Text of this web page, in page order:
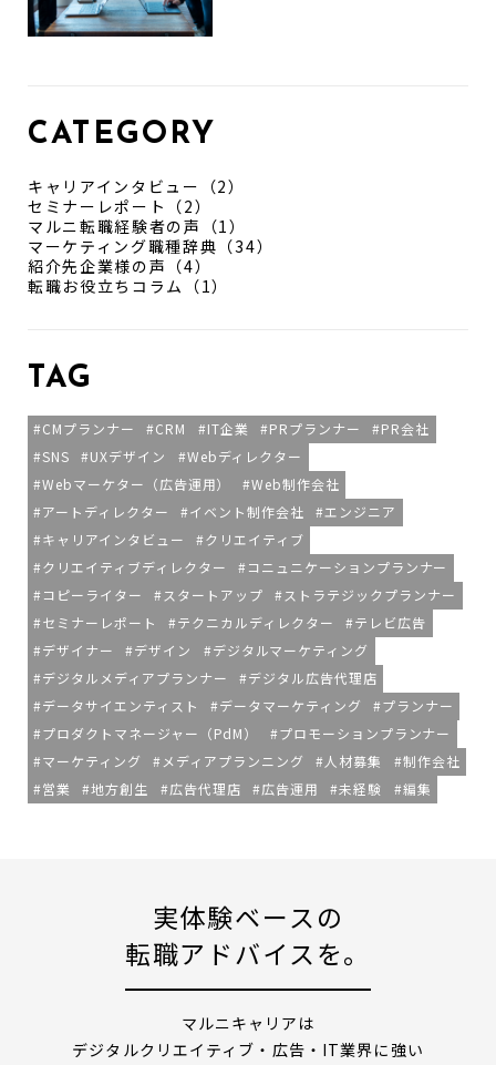
CATEGORY
キャリアインタビュー（2）
セミナーレポート（2）
マルニ転職経験者の声（1）
マーケティング職種辞典（34）
紹介先企業様の声（4）
転職お役立ちコラム（1）
TAG
CMプランナー CRM IT企業 PRプランナー
PR会社
SNS
UXデザイン
Webディレクター
Webマーケター（広告運用）
Web制作会社
アートディレクター
イベント制作会社
エンジニア
キャリアインタビュー
クリエイティブ
クリエイティブディレクター
コニュニケーションプランナー
コピーライター
スタートアップ
ストラテジックプランナー
セミナーレポート
テクニカルディレクター
テレビ広告
デザイナー
デザイン
デジタルマーケティング
デジタルメディアプランナー
デジタル広告代理店
データサイエンティスト
データマーケティング
プランナー
プロダクトマネージャー（PdM）
プロモーションプランナー
マーケティング
メディアプランニング 人材募集
制作会社
営業
地方創生 広告代理店 広告運用 未経験 編集
実体験ベースの
転職アドバイスを。
マルニキャリアは
デジタルクリエイティブ・広告・IT業界に強い